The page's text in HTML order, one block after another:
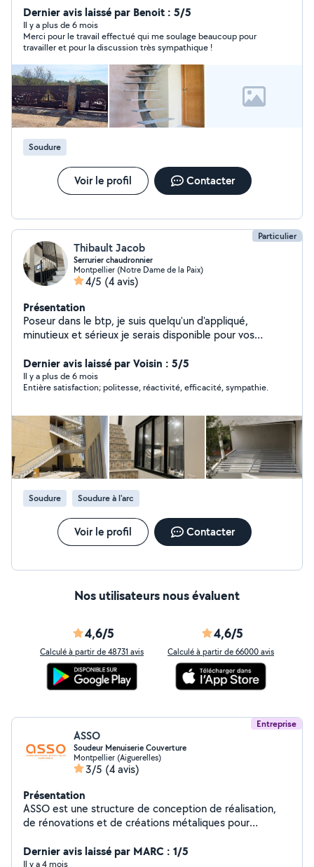
Dernier avis laissé par Benoit : 5/5
Il y a plus de 6 mois
Merci pour le travail effectué qui me soulage beaucoup pour
travailler et pour la discussion très sympathique !
Soudure
Voir le profil Contacter
Particulier
Thibault Jacob
Serrurier chaudronnier
Montpellier (Notre Dame de la Paix)
4/5 (4 avis)
Présentation
Poseur dans le btp, je suis quelqu'un d'appliqué,
minutieux et sérieux je serais disponible pour vos
métallerie.
Dernier avis laissé par Voisin : 5/5
Il y a plus de 6 mois
Entière satisfaction; politesse, réactivité, efficacité, sympathie.
Soudure Soudure à l'arc
Voir le profil Contacter
Nos utilisateurs nous évaluent
4,6/5
Calculé à partir de 48731 avis
4,6/5
Calculé à partir de 66000 avis
Entreprise
ASSO
Soudeur Menuiserie Couverture
Montpellier (Aiguerelles)
3/5 (4 avis)
Présentation
ASSO est une structure de conception de réalisation,
de rénovations et de créations métaliques pour
tous les matériaux partout en France.
Dernier avis laissé par MARC : 1/5
Il y a 4 mois